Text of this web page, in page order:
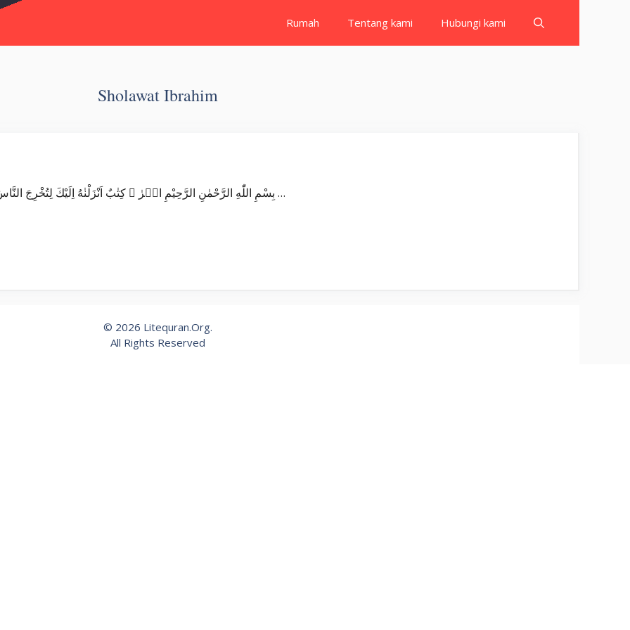
Rumah Tentang kami Hubungi kami
Sholawat Ibrahim
Surat Ibrahim بِسْمِ اللّٰهِ الرَّحْمٰنِ الرَّحِيْمِ الۤرٰ ۗ كِتٰبٌ اَنْزَلْنٰهُ اِلَيْكَ لِتُخْرِجَ النَّاسَ مِنَ الظُّلُمٰتِ اِلَى النُّوْرِ ەۙ بِاِذْنِ رَبِّهِمْ …
© 2026 Litequran.Org.
All Rights Reserved